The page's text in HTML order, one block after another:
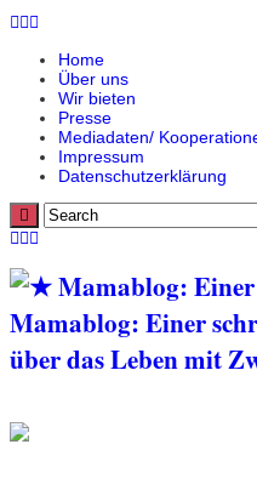
Home
Über uns
Wir bieten
Presse
Mediadaten/
Impressum
Datenschutzerklärung
Mamablog: Einer
über das Leben mit